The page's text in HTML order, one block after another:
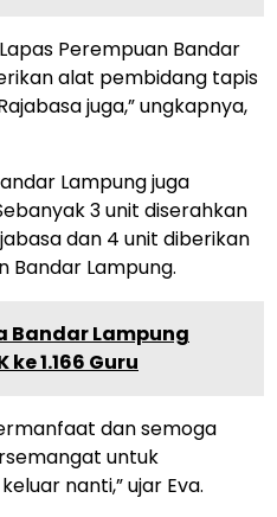
Perempuan Bandar
alat pembidang tapis
juga,” ungkapnya,
Lampung juga
3 unit diserahkan
dan 4 unit diberikan
Bandar Lampung.
Bandar Lampung
ke 1.166 Guru
dan semoga
untuk
nanti,” ujar Eva.